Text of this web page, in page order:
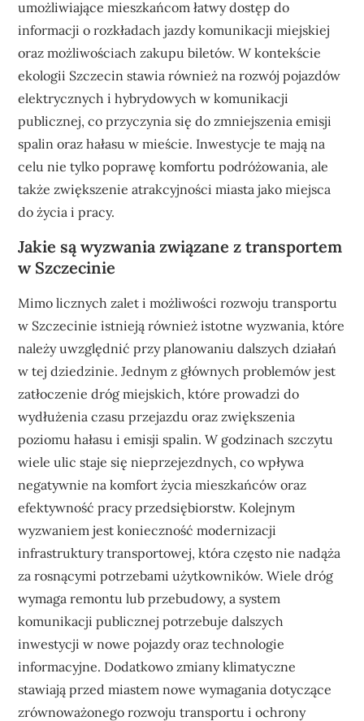
umożliwiające mieszkańcom łatwy dostęp do
informacji o rozkładach jazdy komunikacji miejskiej
oraz możliwościach zakupu biletów. W kontekście
ekologii Szczecin stawia również na rozwój pojazdów
elektrycznych i hybrydowych w komunikacji
publicznej, co przyczynia się do zmniejszenia emisji
spalin oraz hałasu w mieście. Inwestycje te mają na
celu nie tylko poprawę komfortu podróżowania, ale
także zwiększenie atrakcyjności miasta jako miejsca
do życia i pracy.
Jakie są wyzwania związane z transportem
w Szczecinie
Mimo licznych zalet i możliwości rozwoju transportu
w Szczecinie istnieją również istotne wyzwania, które
należy uwzględnić przy planowaniu dalszych działań
w tej dziedzinie. Jednym z głównych problemów jest
zatłoczenie dróg miejskich, które prowadzi do
wydłużenia czasu przejazdu oraz zwiększenia
poziomu hałasu i emisji spalin. W godzinach szczytu
wiele ulic staje się nieprzejezdnych, co wpływa
negatywnie na komfort życia mieszkańców oraz
efektywność pracy przedsiębiorstw. Kolejnym
wyzwaniem jest konieczność modernizacji
infrastruktury transportowej, która często nie nadąża
za rosnącymi potrzebami użytkowników. Wiele dróg
wymaga remontu lub przebudowy, a system
komunikacji publicznej potrzebuje dalszych
inwestycji w nowe pojazdy oraz technologie
informacyjne. Dodatkowo zmiany klimatyczne
stawiają przed miastem nowe wymagania dotyczące
zrównoważonego rozwoju transportu i ochrony